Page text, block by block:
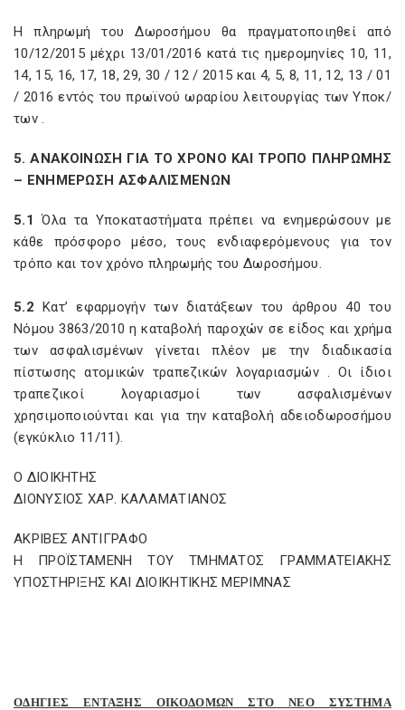
Η πληρωμή του Δωροσήμου θα πραγματοποιηθεί από
10/12/2015 μέχρι 13/01/2016 κατά τις ημερομηνίες 10, 11,
14, 15, 16, 17, 18, 29, 30 / 12 / 2015 και 4, 5, 8, 11, 12, 13 / 01
/ 2016 εντός του πρωϊνού ωραρίου λειτουργίας των Υποκ/
των .
5. ΑΝΑΚΟΙΝΩΣΗ ΓΙΑ ΤΟ ΧΡΟΝΟ ΚΑΙ ΤΡΟΠΟ ΠΛΗΡΩΜΗΣ
– ΕΝΗΜΕΡΩΣΗ ΑΣΦΑΛΙΣΜΕΝΩΝ
5.1 Όλα τα Υποκαταστήματα πρέπει να ενημερώσουν με
κάθε πρόσφορο μέσο, τους ενδιαφερόμενους για τον
τρόπο και τον χρόνο πληρωμής του Δωροσήμου.
5.2 Κατ’ εφαρμογήν των διατάξεων του άρθρου 40 του
Νόμου 3863/2010 η καταβολή παροχών σε είδος και χρήμα
των ασφαλισμένων γίνεται πλέον με την διαδικασία
πίστωσης ατομικών τραπεζικών λογαριασμών . Οι ίδιοι
τραπεζικοί λογαριασμοί των ασφαλισμένων
χρησιμοποιούνται και για την καταβολή αδειοδωροσήμου
(εγκύκλιο 11/11).
Ο ΔΙΟΙΚΗΤΗΣ
ΔΙΟΝΥΣΙΟΣ ΧΑΡ. ΚΑΛΑΜΑΤΙΑΝΟΣ
ΑΚΡΙΒΕΣ ΑΝΤΙΓΡΑΦΟ
Η ΠΡΟΪΣΤΑΜΕΝΗ ΤΟΥ ΤΜΗΜΑΤΟΣ ΓΡΑΜΜΑΤΕΙΑΚΗΣ
ΥΠΟΣΤΗΡΙΞΗΣ ΚΑΙ ΔΙΟΙΚΗΤΙΚΗΣ ΜΕΡΙΜΝΑΣ
ΟΔΗΓΙΕΣ ΕΝΤΑΞΗΣ ΟΙΚΟΔΟΜΩΝ ΣΤΟ ΝΕΟ ΣΥΣΤΗΜΑ